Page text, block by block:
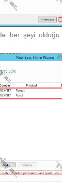
hər şeyi olduğu